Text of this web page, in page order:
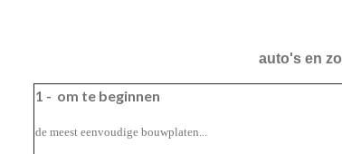
auto's en zo
1 - om te beginnen
de meest eenvoudige bouwplaten...